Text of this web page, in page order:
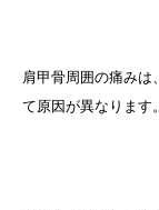
肩甲骨周囲の痛みは
て原因が異なります。